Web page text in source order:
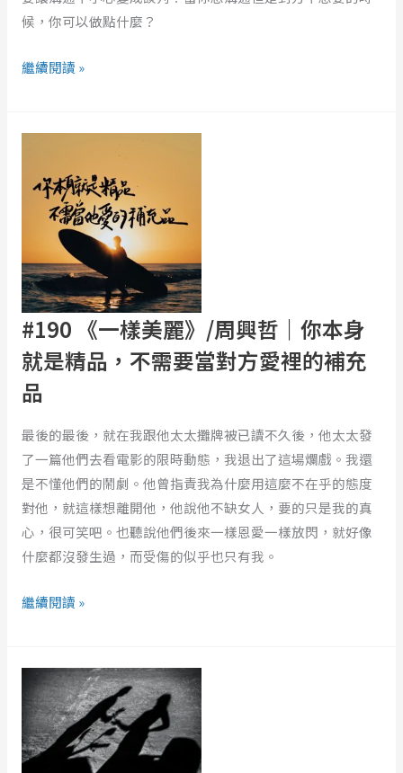
候，你可以做點什麼？
感
還
了
贏？
DiSC
四
種
人
格
溝
通
術
繼續閱讀 »
#190 《一樣美麗》/周興哲｜你本身
就是精品，不需要當對方愛裡的補充
品
最後的最後，就在我跟他太太攤牌被已讀不久後，他太太發
了一篇他們去看電影的限時動態，我退出了這場爛戲。我還
是不懂他們的鬧劇。他曾指責我為什麼用這麼不在乎的態度
對他，就這樣想離開他，他說他不缺女人，要的只是我的真
心，很可笑吧。也聽說他們後來一樣恩愛一樣放閃，就好像
什麼都沒發生過，而受傷的似乎也只有我。
美
麗》/
興
哲
｜
你
本
身
是
精
品，
不
需
要
對
的
補
充
繼續閱讀 »
解
析
《池